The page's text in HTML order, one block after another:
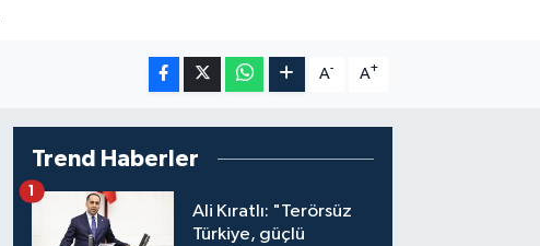
A- A+
Trend Haberler
Ali Kıratlı: "Terörsüz
Türkiye, güçlü
1